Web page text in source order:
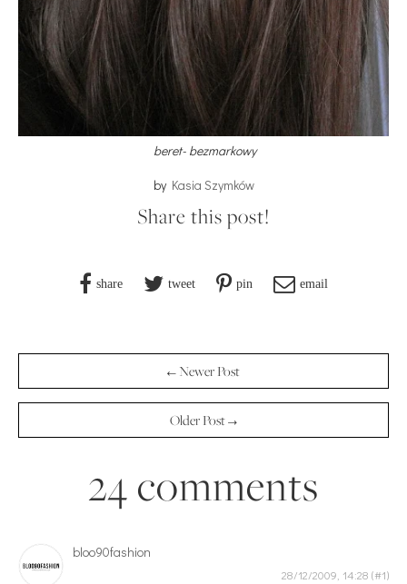
beret- bezmarkowy
by Kasia Szymków
Share this post!
share tweet pin email
← Newer Post
Older Post →
24 comments
bloo90fashion
28/12/2009, 14:28